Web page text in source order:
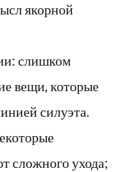
якорной
слишком
вещи, которые
силуэта.
сложного ухода;